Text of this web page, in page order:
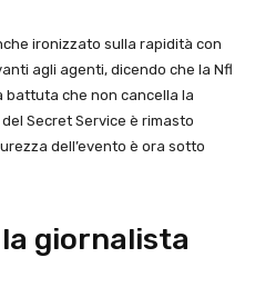
ironizzato sulla rapidità con
agli agenti, dicendo che la Nfl
battuta che non cancella la
Secret Service è rimasto
dell’evento è ora sotto
giornalista